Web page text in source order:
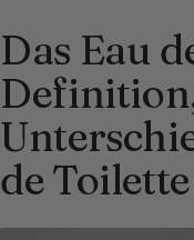
Das Eau
de Toilette